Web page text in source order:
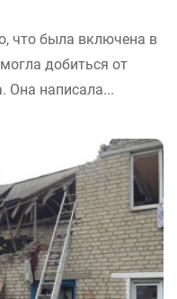
что была включена в
добиться от
Она написала...